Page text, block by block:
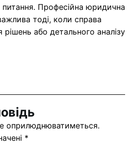
питання. Професійна юридична
тоді, коли справа
або детального аналізу
оприлюднюватиметься.
*